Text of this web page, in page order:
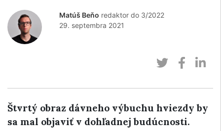
Matúš Beňo redaktor do 3/2022
29. septembra 2021
Štvrtý obraz dávneho výbuchu hviezdy by
sa mal objaviť v dohľadnej budúcnosti.